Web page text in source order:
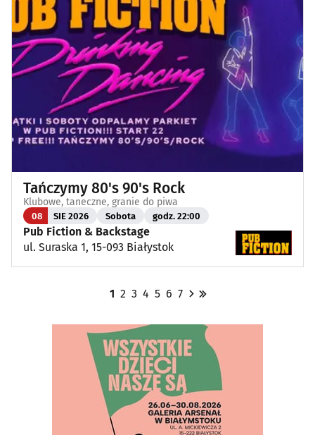
Tańczymy 80's 90's Rock
Klubowe, taneczne, granie do piwa
08 SIE 2026 Sobota godz. 22:00
Pub Fiction & Backstage
ul. Suraska 1, 15-093 Białystok
1 2 3 4 5 6 7